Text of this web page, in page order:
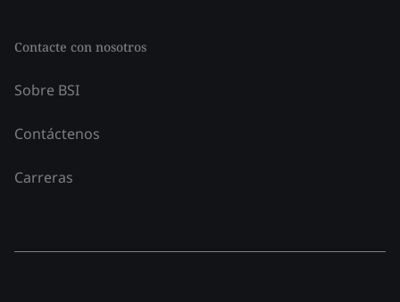
Contacte con nosotros
Sobre BSI
Contáctenos
Carreras